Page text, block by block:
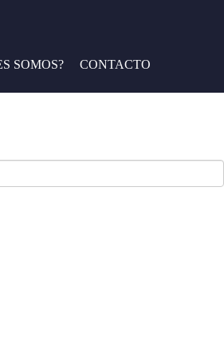
SOMOS? CONTACTO
el mundo con nosotros!